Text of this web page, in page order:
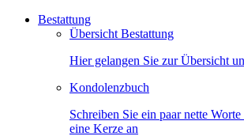
Bestattung
Übersicht Bestattung
Hier gelangen Sie zur Übersicht
Kondolenzbuch
Schreiben Sie ein paar nette
eine Kerze an